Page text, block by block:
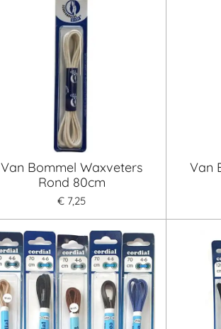
Van Bommel Waxveters
Rond 80cm
€ 7,25
Van